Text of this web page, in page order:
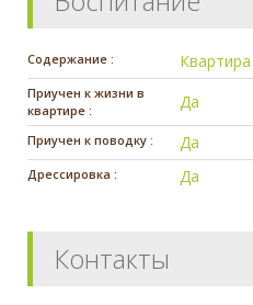
Содержание : Квартира
Приучен к жизни в
квартире :
Да
Приучен к поводку : Да
Дрессировка : Да
Контакты